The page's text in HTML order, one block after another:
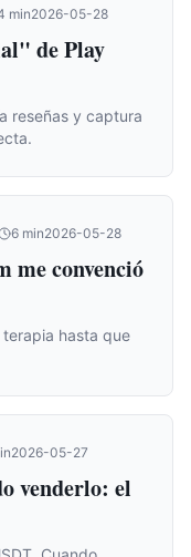
min2026-05-28
de Play
reseñas y captura
6 min2026-05-28
me convenció
hasta que
2026-05-27
venderlo: el